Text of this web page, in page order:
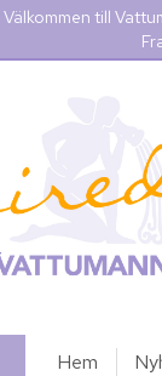
Välkommen till
Hem